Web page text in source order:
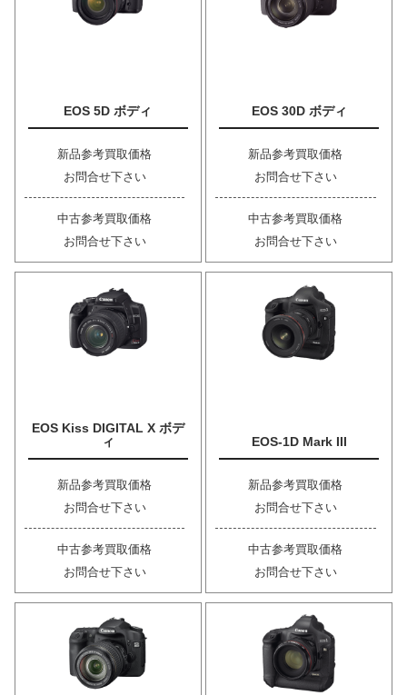
EOS 5D ボディ
新品参考買取価格
お問合せ下さい
中古参考買取価格
お問合せ下さい
EOS 30D ボディ
新品参考買取価格
お問合せ下さい
中古参考買取価格
お問合せ下さい
EOS Kiss DIGITAL X ボデ
ィ
新品参考買取価格
お問合せ下さい
中古参考買取価格
お問合せ下さい
EOS-1D Mark III
新品参考買取価格
お問合せ下さい
中古参考買取価格
お問合せ下さい